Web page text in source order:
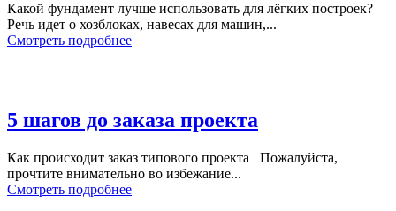
Какой фундамент лучше использовать для лёгких построек?
Речь идет о хозблоках, навесах для машин,...
Смотреть подробнее
5 шагов до заказа проекта
Как происходит заказ типового проекта Пожалуйста,
прочтите внимательно во избежание...
Смотреть подробнее